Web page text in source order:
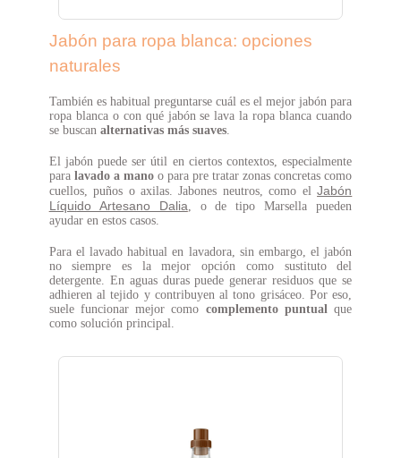
Jabón para ropa blanca: opciones
naturales
También es habitual preguntarse cuál es el mejor jabón para
ropa blanca o con qué jabón se lava la ropa blanca cuando
se buscan alternativas más suaves.
El jabón puede ser útil en ciertos contextos, especialmente
paralavado a manoo para pre tratar zonas concretas como
cuellos, puños o axilas. Jabones neutros, como elJabón
Líquido Artesano Dalia, o de tipo Marsella pueden
ayudar en estos casos.
Para el lavado habitual en lavadora, sin embargo, el jabón
no siempre es la mejor opción como sustituto del
detergente. En aguas duras puede generar residuos que se
adhieren al tejido y contribuyen al tono grisáceo. Por eso,
suele funcionar mejor como complemento puntualque
como solución principal.